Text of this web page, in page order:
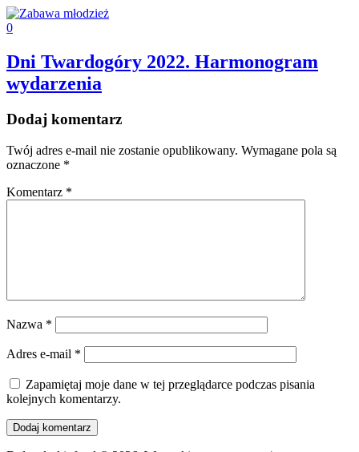
0
Dni Twardogóry 2022. Harmonogram
wydarzenia
Dodaj komentarz
Twój adres e-mail nie zostanie opublikowany. Wymagane pola są
oznaczone *
Komentarz *
Nazwa *
Adres e-mail *
Zapamiętaj moje dane w tej przeglądarce podczas pisania
kolejnych komentarzy.